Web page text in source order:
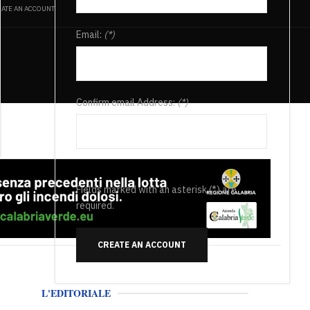
AN ACCOUNT
Email: (*)
Confirm email Address:(*)
Fields marked with an asterisk (*) are
required.
CREATE AN ACCOUNT
L'EDITORIALE